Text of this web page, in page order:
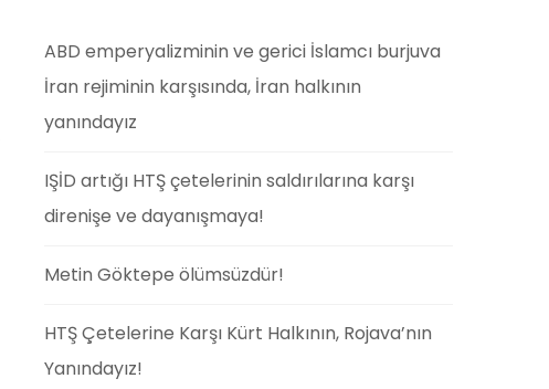
ABD emperyalizminin ve gerici İslamcı burjuva
İran rejiminin karşısında, İran halkının
yanındayız
IŞİD artığı HTŞ çetelerinin saldırılarına karşı
direnişe ve dayanışmaya!
Metin Göktepe ölümsüzdür!
HTŞ Çetelerine Karşı Kürt Halkının, Rojava’nın
Yanındayız!